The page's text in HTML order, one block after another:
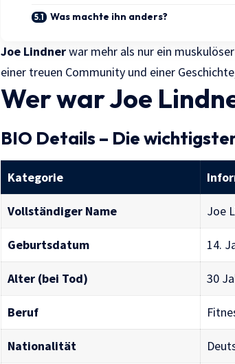
Was machte ihn anders?
Joe Lindnerwar mehr als nur ein
einer treuen Community und einer
Wer war Joe
BIO Details – Die
Kategorie
Vollständiger Name Joe
Geburtsdatum 14.
Alter (bei Tod) 30
Beruf
Nationalität